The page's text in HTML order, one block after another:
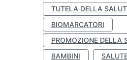
TUTELA DELLA
BIOMARCATORI
PROMOZIONE DELLA
BAMBINI